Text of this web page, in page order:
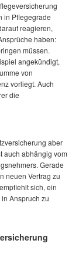
in Pflegegrade
reagieren,
haben:
müssen.
angekündigt,
von
vorliegt. Auch
die
aber
auch abhängig vom
Gerade
neuen Vertrag zu
sich, ein
Anspruch zu